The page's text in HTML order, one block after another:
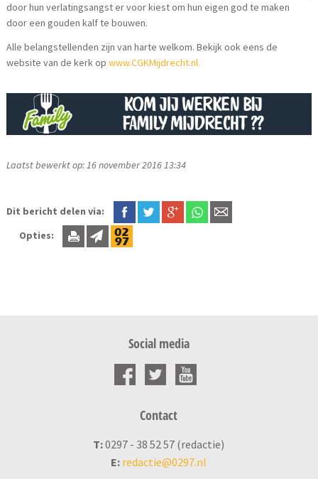
door hun verlatingsangst er voor kiest om hun eigen god te maken
door een gouden kalf te bouwen.
Alle belangstellenden zijn van harte welkom. Bekijk ook eens de
website van de kerk opwww.CGKMijdrecht.nl.
Laatst bewerkt op: 16 november 2016 13:34
Dit bericht delen via:
Opties:
Social media
Contact
T:0297 - 38 52 57 (redactie)
E: redactie@0297.nl